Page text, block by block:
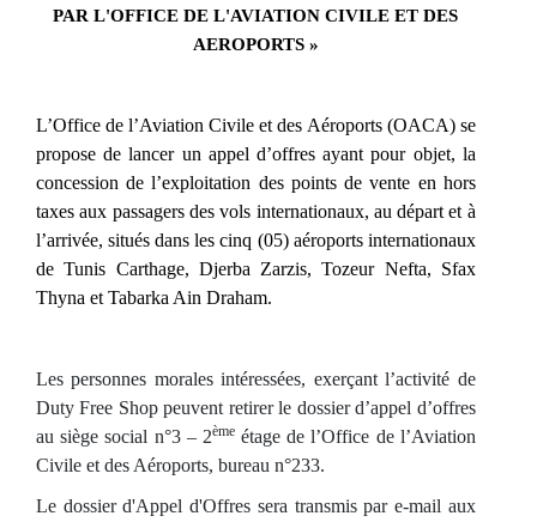
PAR L'OFFICE DE L'AVIATION CIVILE ET DES
AEROPORTS »
L’Office de l’Aviation Civile et des Aéroports (OACA) se
propose de lancer un appel d’offres ayant pour objet, la
concession de l’exploitation des points de vente en hors
taxes aux passagers des vols internationaux, au départ et à
l’arrivée, situés dans les cinq (05) aéroports internationaux
de Tunis Carthage, Djerba Zarzis, Tozeur Nefta, Sfax
Thyna et Tabarka Ain Draham.
Les personnes morales intéressées, exerçant l’activité de
Duty Free Shop peuvent retirer le dossier d’appel d’offres
au siège social n°3 – 2èmeétage de l’Office de l’Aviation
Civile et des Aéroports, bureau n°233.
Le dossier d'Appel d'Offres sera transmis par e-mail aux